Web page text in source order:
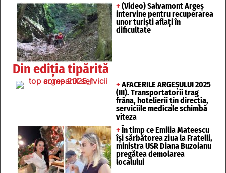
+ (Video) Salvamont Argeș
intervine pentru recuperarea
unor turişti aflaţi în
dificultate
Din ediția tipărită
+ AFACERILE ARGEȘULUI 2025
(III). Transportatorii trag
frâna, hotelierii țin direcția,
serviciile medicale schimbă
viteza
+ În timp ce Emilia Mateescu
își sărbătorea ziua la Fratelli,
ministra USR Diana Buzoianu
pregătea demolarea
localului